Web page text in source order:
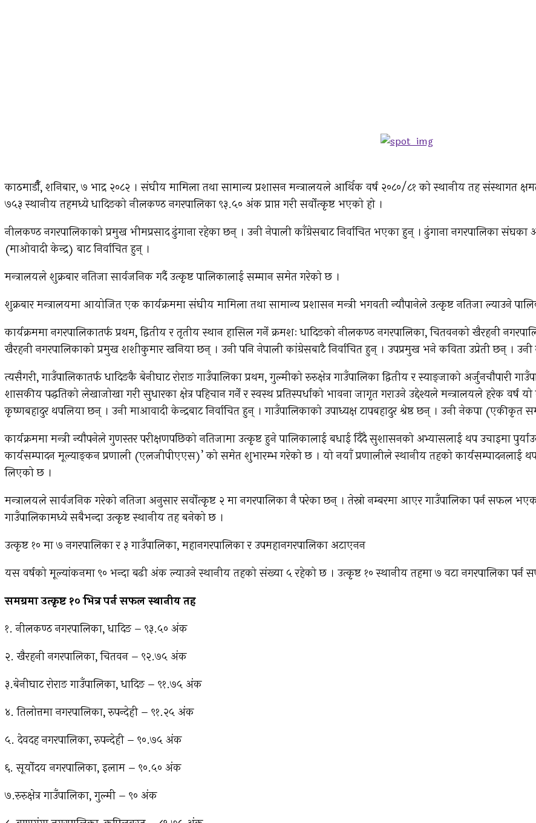
काठमाडौँ, शनिबार, ७ भाद्र २०८२ । संघीय मामिला तथा सामान्य प्रशासन मन्त्रालयले आर्थिक वर्ष २०८०/८१ को स्थानीय तह
७५३ स्थानीय तहमध्ये धादिङको नीलकण्ठ नगरपालिका ९३.५० अंक प्राप्त गरी सर्वोत्कृष्ट भएको हो ।
नीलकण्ठ नगरपालिकाको प्रमुख भीमप्रसाद ढुंगाना रहेका छन् । उनी नेपाली काँग्रेसबाट निर्वाचित भएका हुन् । ढुंगाना नगरपालिका
(माओवादी केन्द्र) बाट निर्वाचित हुन् ।
मन्त्रालयले शुक्रबार नतिजा सार्वजनिक गर्दै उत्कृष्ट पालिकालाई सम्मान समेत गरेको छ ।
शुक्रबार मन्त्रालयमा आयोजित एक कार्यक्रममा संघीय मामिला तथा सामान्य प्रशासन मन्त्री भगवती न्यौपानेले उत्कृष्ट नतिजा ल्याउने
कार्यक्रममा नगरपालिकातर्फ प्रथम, द्वितीय र तृतीय स्थान हासिल गर्ने क्रमशः धादिङको नीलकण्ठ नगरपालिका, चितवनको खैरहनी
खैरहनी नगरपालिकाको प्रमुख शशीकुमार खनिया छन् । उनी पनि नेपाली कांग्रेसबाटै निर्वाचित हुन् । उपप्रमुख भने कविता उप्रेती छन् ।
त्यसैगरी, गाउँपालिकातर्फ धादिङकै बेनीघाट रोराङ गाउँपालिका प्रथम, गुल्मीको रुरुक्षेत्र गाउँपालिका द्वितीय र स्याङ्जाको अर्जुनचौपारी
शासकीय पद्धतिको लेखाजोखा गरी सुधारका क्षेत्र पहिचान गर्ने र स्वस्थ प्रतिस्पर्धाको भावना जागृत गराउने उद्देश्यले मन्त्रालयले हरेक वर्ष
कृष्णबहादुर थपलिया छन् । उनी माआवादी केन्द्रबाट निर्वाचित हुन् । गाउँपालिकाको उपाध्यक्ष टापबहादुर श्रेष्ठ छन् । उनी नेकपा (एकीकृत
कार्यक्रममा मन्त्री न्यौपनेले गुणस्तर परीक्षणपछिको नतिजामा उत्कृष्ट हुने पालिकालाई बधाई दिँदै सुशासनको अभ्यासलाई थप उचाइमा
कार्यसम्पादन मूल्याङ्कन प्रणाली (एलजीपीएएस)’ को समेत शुभारम्भ गरेको छ । यो नयाँ प्रणालीले स्थानीय तहको कार्यसम्पादनलाई थप
लिएको छ ।
मन्त्रालयले सार्वजनिक गरेको नतिजा अनुसार सर्वोत्कृष्ट २ मा नगरपालिका नै परेका छन् । तेस्रो नम्बरमा आएर गाउँपालिका पर्न सफल
गाउँपालिकामध्ये सबैभन्दा उत्कृष्ट स्थानीय तह बनेको छ ।
उत्कृष्ट १० मा ७ नगरपालिका र ३ गाउँपालिका, महानगरपालिका र उपमहानगरपालिका अटाएनन
यस वर्षको मूल्यांकनमा ९० भन्दा बढी अंक ल्याउने स्थानीय तहको संख्या ५ रहेको छ । उत्कृष्ट १० स्थानीय तहमा ७ वटा नगरपालिका
समग्रमा उत्कृष्ट १० भित्र पर्न सफल स्थानीय तह
१. नीलकण्ठ नगरपालिका, धादिङ – ९३.५० अंक
२. खैरहनी नगरपालिका, चितवन – ९२.७५ अंक
३.बेनीघाट रोराङ गाउँपालिका, धादिङ – ९१.७५ अंक
४. तिलोत्तमा नगरपालिका, रुपन्देही – ९१.२५ अंक
५. देवदह नगरपालिका, रुपन्देही – ९०.७५ अंक
६. सूर्योदय नगरपालिका, इलाम – ९०.५० अंक
७.रुरुक्षेत्र गाउँपालिका, गुल्मी – ९० अंक